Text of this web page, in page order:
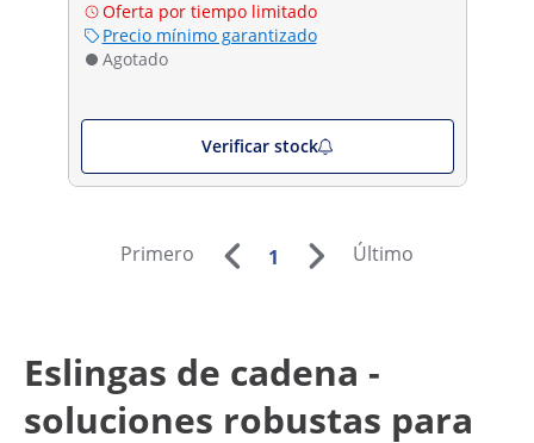
Oferta por tiempo limitado
Precio mínimo garantizado
Agotado
Verificar stock
Primero 1 Último
Eslingas de cadena -
soluciones robustas para